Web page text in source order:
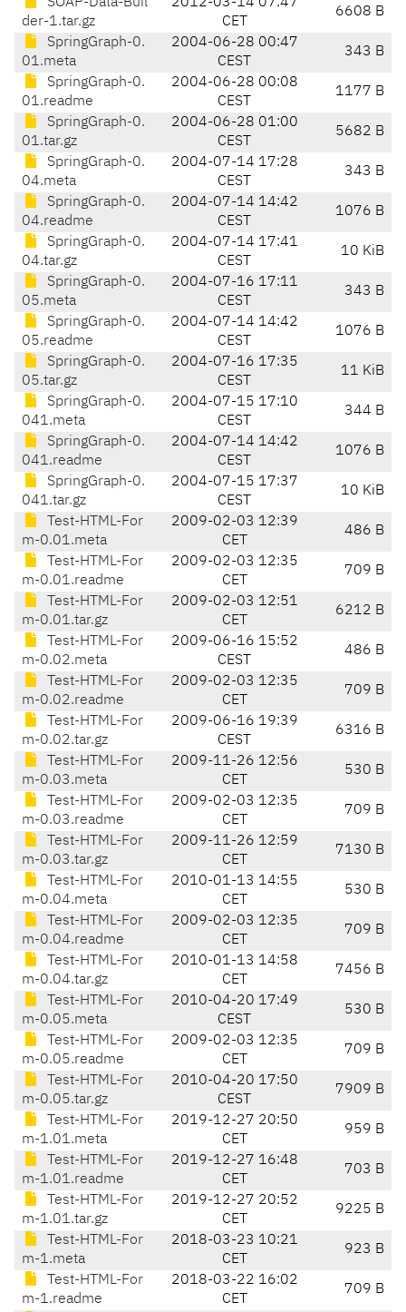
der-1.tar.gz
CET
6608 B
SpringGraph-0.
01.meta
2004-06-28 00:47
CEST
343 B
SpringGraph-0.
01.readme
2004-06-28 00:08
CEST
1177 B
SpringGraph-0.
01.tar.gz
2004-06-28 01:00
CEST
5682 B
SpringGraph-0.
04.meta
2004-07-14 17:28
CEST
343 B
SpringGraph-0.
04.readme
2004-07-14 14:42
CEST
1076 B
SpringGraph-0.
04.tar.gz
2004-07-14 17:41
CEST
10 KiB
SpringGraph-0.
05.meta
2004-07-16 17:11
CEST
343 B
SpringGraph-0.
05.readme
2004-07-14 14:42
CEST
1076 B
SpringGraph-0.
05.tar.gz
2004-07-16 17:35
CEST
11 KiB
SpringGraph-0.
041.meta
2004-07-15 17:10
CEST
344 B
SpringGraph-0.
041.readme
2004-07-14 14:42
CEST
1076 B
SpringGraph-0.
041.tar.gz
2004-07-15 17:37
CEST
10 KiB
Test-HTML-For
m-0.01.meta
2009-02-03 12:39
CET
486 B
Test-HTML-For
m-0.01.readme
2009-02-03 12:35
CET
709 B
Test-HTML-For
m-0.01.tar.gz
2009-02-03 12:51
CET
6212 B
Test-HTML-For
m-0.02.meta
2009-06-16 15:52
CEST
486 B
Test-HTML-For
m-0.02.readme
2009-02-03 12:35
CET
709 B
Test-HTML-For
m-0.02.tar.gz
2009-06-16 19:39
CEST
6316 B
Test-HTML-For
m-0.03.meta
2009-11-26 12:56
CET
530 B
Test-HTML-For
m-0.03.readme
2009-02-03 12:35
CET
709 B
Test-HTML-For
m-0.03.tar.gz
2009-11-26 12:59
CET
7130 B
Test-HTML-For
m-0.04.meta
2010-01-13 14:55
CET
530 B
Test-HTML-For
m-0.04.readme
2009-02-03 12:35
CET
709 B
Test-HTML-For
m-0.04.tar.gz
2010-01-13 14:58
CET
7456 B
Test-HTML-For
m-0.05.meta
2010-04-20 17:49
CEST
530 B
Test-HTML-For
m-0.05.readme
2009-02-03 12:35
CET
709 B
Test-HTML-For
m-0.05.tar.gz
2010-04-20 17:50
CEST
7909 B
Test-HTML-For
m-1.01.meta
2019-12-27 20:50
CET
959 B
Test-HTML-For
m-1.01.readme
2019-12-27 16:48
CET
703 B
Test-HTML-For
m-1.01.tar.gz
2019-12-27 20:52
CET
9225 B
Test-HTML-For
m-1.meta
2018-03-23 10:21
CET
923 B
Test-HTML-For
m-1.readme
2018-03-22 16:02
CET
709 B